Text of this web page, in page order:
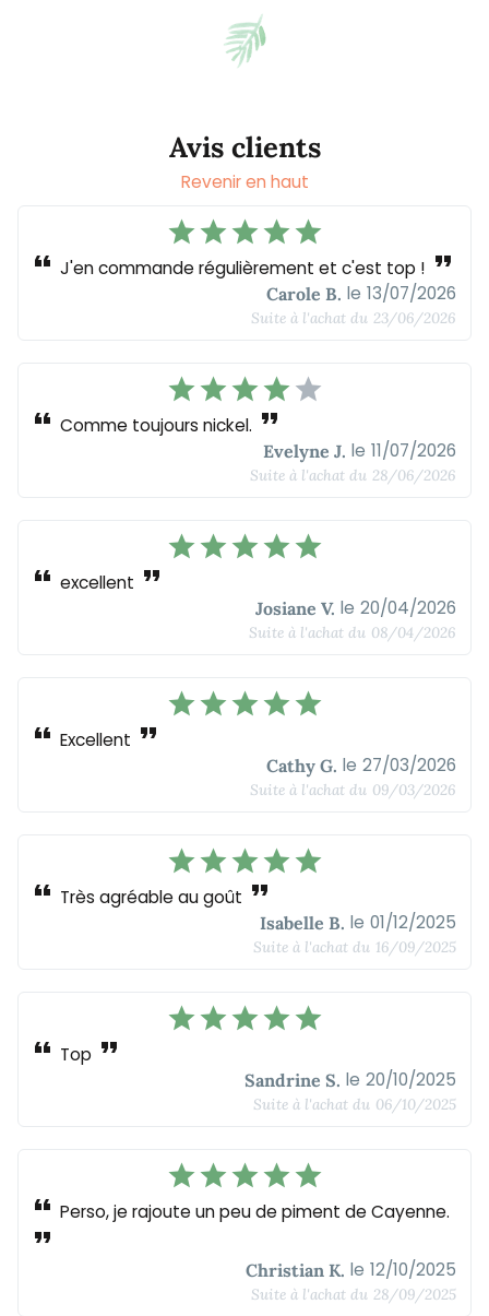
Avis clients
Revenir en haut
star star star star star
format_quote J'en commande régulièrement et c'est top ! format_quote
Carole B. le 13/07/2026
Suite à l'achat du 23/06/2026
star star star star star
format_quote Comme toujours nickel. format_quote
Evelyne J. le 11/07/2026
Suite à l'achat du 28/06/2026
star star star star star
format_quote excellent format_quote
Josiane V. le 20/04/2026
Suite à l'achat du 08/04/2026
star star star star star
format_quote Excellent format_quote
Cathy G. le 27/03/2026
Suite à l'achat du 09/03/2026
star star star star star
format_quote Très agréable au goût format_quote
Isabelle B. le 01/12/2025
Suite à l'achat du 16/09/2025
star star star star star
format_quote Top format_quote
Sandrine S. le 20/10/2025
Suite à l'achat du 06/10/2025
star star star star star
format_quote Perso, je rajoute un peu de piment de Cayenne.
format_quote
Christian K. le 12/10/2025
Suite à l'achat du 28/09/2025